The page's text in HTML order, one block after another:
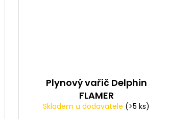
Plynový vařič Delphin
FLAMER
Skladem u dodavatele (>5 ks)